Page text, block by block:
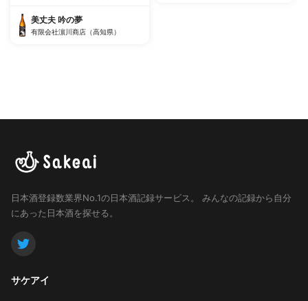
美丈夫 吟の夢
有限会社濵川商店（高知県）
日本酒登録数業界No.1の日本酒記録サービス。
みんなの記録から自分
にあった日本酒を探せる。
サケアイ